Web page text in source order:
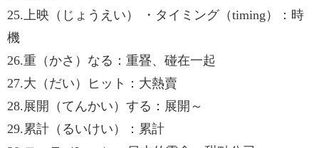
25.上映（じょうえい） ・タイミング（timing）：時
機
26.重（かさ）なる：重疂、碰在一起
27.大（だい）ヒット：大熱賣
28.展開（てんかい）する：展開～
29.累計（るいけい）：累計